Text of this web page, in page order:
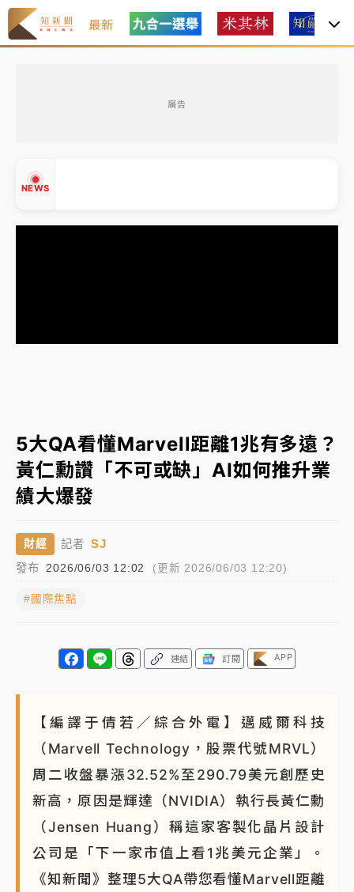
最新
廣告
NEWS
中颱白海豚環流掠北海！今明防劇烈降雨 東部高溫飆
38度
周末精選｜ 慈濟遭詐10億完整始末曝！律師掮客大玩兩
任 預算難關如何解？
買1送1
白海豚逼近！新北高灘地停車場下午4時強制拖吊 中午
開放水門周邊紅黃線停車
中颱白海豚環流掠北海！今明防劇烈降雨 東部高溫飆
38度
面手法 郭台銘、蔡英文成關鍵
蔻蔡玉真開撕爆料
蔣萬安的建中同學！47歲法律學霸戰桃園 公開上任首
要3件事
5大QA看懂Marvell距離1兆有多遠？
黃仁勳讚「不可或缺」AI如何推升業
績大爆發
財經 記者 SJ
發布 2026/06/03 12:02 (更新 2026/06/03 12:20)
#國際焦點
連結 訂閱 APP
【編譯于倩若／綜合外電】邁威爾科技
（Marvell Technology，股票代號MRVL）
周二收盤暴漲32.52%至290.79美元創歷史
新高，原因是輝達（NVIDIA）執行長黃仁勳
（Jensen Huang）稱這家客製化晶片設計
公司是「下一家市值上看1兆美元企業」。
《知新聞》整理5大QA帶您看懂Marvell距離